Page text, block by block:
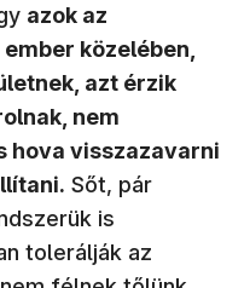
azok az
közelében,
azt érzik
nem
hova visszazavarni
Sőt, pár
is
tolerálják az